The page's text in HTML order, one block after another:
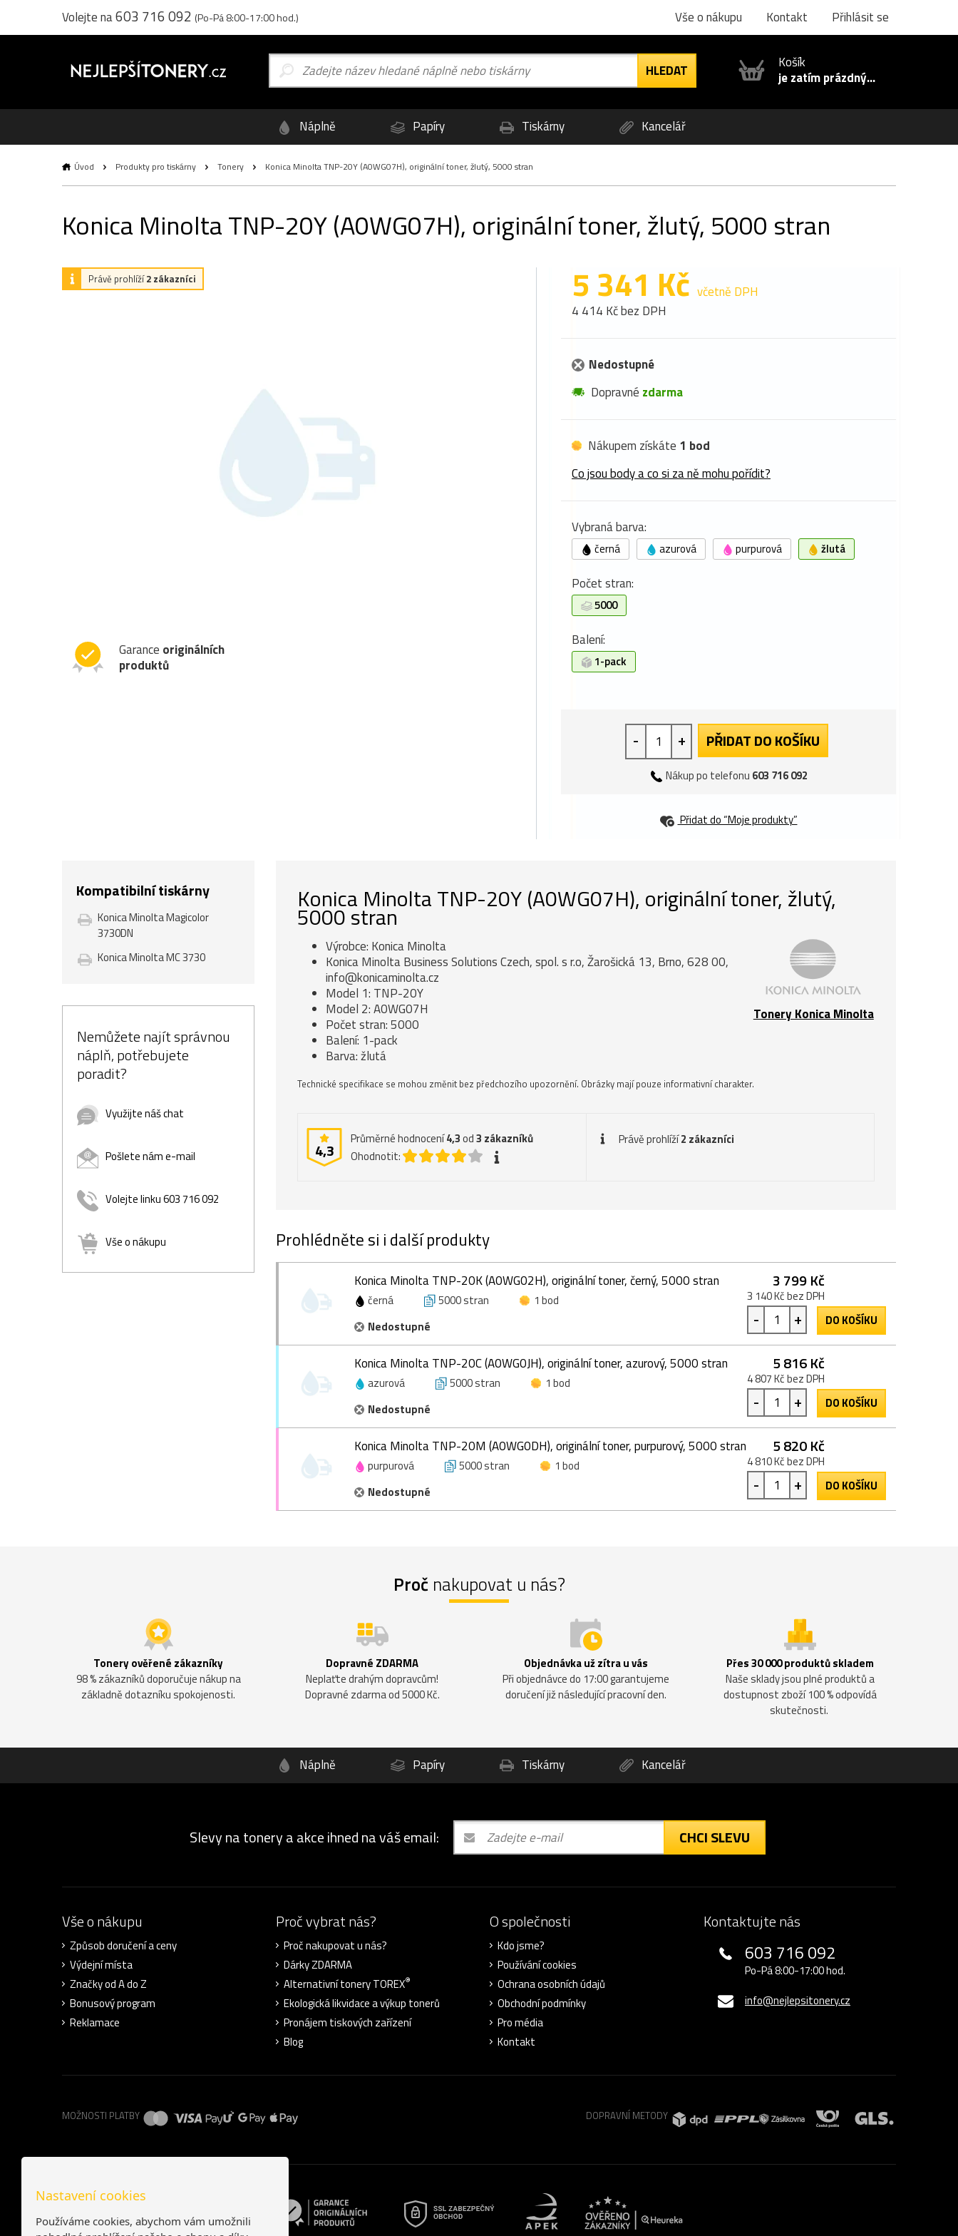
Volejte na603 716 092 (Po-Pá 8:00-17:00 hod.) Vše o nákupu Kontakt Přihlásit se
Košík
je zatím prázdný...
Náplně Papíry Tiskárny Kancelář
Úvod Produkty pro tiskárny Tonery Konica Minolta TNP-20Y (A0WG07H), originální toner, žlutý, 5000 stran
Konica Minolta TNP-20Y (A0WG07H), originální toner, žlutý, 5000 stran
Právě prohlíží2 zákazníci
Garance originálních
produktů
5 341 Kč včetně DPH
4 414 Kč bez DPH
Nedostupné
Dopravné zdarma
Nákupem získáte 1 bod
Co jsou body a co si za ně mohu pořídit?
Vybraná barva:
černá azurová purpurová žlutá
Počet stran:
5000
Balení:
1-pack
- + PŘIDAT DO KOŠÍKU
Nákup po telefonu 603 716 092
Přidat do “Moje produkty”
Kompatibilní tiskárny
Konica Minolta Magicolor
3730DN
Konica Minolta MC 3730
Nemůžete najít správnou
náplň, potřebujete
poradit?
Využijte náš chat
Pošlete nám e-mail
Volejte linku 603 716 092
Vše o nákupu
Konica Minolta TNP-20Y (A0WG07H), originální toner, žlutý,
5000 stran
Tonery Konica Minolta
Výrobce: Konica Minolta
Konica Minolta Business Solutions Czech, spol. s r.o, Žarošická 13, Brno, 628 00,
info@konicaminolta.cz
Model 1: TNP-20Y
Model 2: A0WG07H
Počet stran: 5000
Balení: 1-pack
Barva: žlutá
Technické specifikace se mohou změnit bez předchozího upozornění. Obrázky mají pouze informativní charakter.
4,3
Průměrné hodnocení4,3od3 zákazníků
Ohodnotit:
Právě prohlíží2 zákazníci
Prohlédněte si i další produkty
Konica Minolta TNP-20K (A0WG02H), originální toner, černý, 5000 stran
černá 5000 stran
1 bod
Nedostupné
3 799 Kč
3 140 Kč bez DPH
- + DO KOŠÍKU
Konica Minolta TNP-20C (A0WG0JH), originální toner, azurový, 5000 stran
azurová 5000 stran
1 bod
Nedostupné
5 816 Kč
4 807 Kč bez DPH
- + DO KOŠÍKU
Konica Minolta TNP-20M (A0WG0DH), originální toner, purpurový, 5000 stran
purpurová 5000 stran
1 bod
Nedostupné
5 820 Kč
4 810 Kč bez DPH
- + DO KOŠÍKU
Proč nakupovat u nás?
Tonery ověřené zákazníky
98 % zákazníků doporučuje nákup na
základně dotazníku spokojenosti.
Dopravné ZDARMA
Neplaťte drahým dopravcům!
Dopravné zdarma od 5000 Kč.
Objednávka už zítra u vás
Při objednávce do 17:00 garantujeme
doručení již následující pracovní den.
Přes 30 000 produktů skladem
Naše sklady jsou plné produktů a
dostupnost zboží 100 % odpovídá
skutečnosti.
Náplně Papíry Tiskárny Kancelář
Slevy na tonery a akce ihned na váš email: CHCI SLEVU
Vše o nákupu
Způsob doručení a ceny
Výdejní místa
Značky od A do Z
Bonusový program
Reklamace
Proč vybrat nás?
Proč nakupovat u nás?
Dárky ZDARMA
Alternativní tonery TOREX®
Ekologická likvidace a výkup tonerů
Pronájem tiskových zařízení
Blog
O společnosti
Kdo jsme?
Používání cookies
Ochrana osobních údajů
Obchodní podmínky
Pro média
Kontakt
Kontaktujte nás
603 716 092
Po-Pá 8:00-17:00 hod.
info@nejlepsitonery.cz
MOŽNOSTI PLATBY DOPRAVNÍ METODY
Nastavení cookies
Používáme cookies, abychom vám umožnili